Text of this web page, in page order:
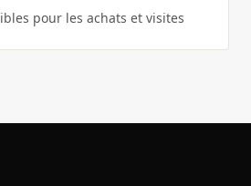
pour les achats et visites